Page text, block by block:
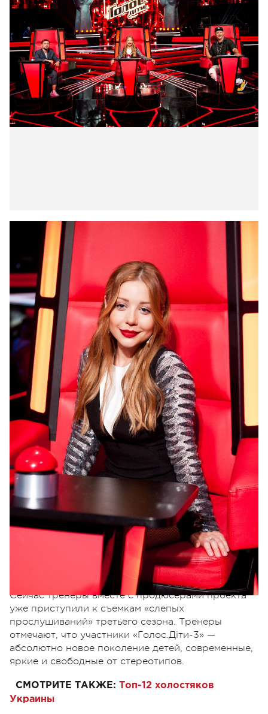
Для певца и продюсераПотапа
этот сезон
«Голос.Діти» станет вторым. А мультиартист и
кумир молодежи и детейMonatik займет
тренерское кресло детского вокального
Сейчас тренеры вместе с продюсерами проекта
уже приступили к съемкам «слепых
прослушиваний» третьего сезона. Тренеры
отмечают, что участники «Голос.Діти-3» —
абсолютно новое поколение детей, современные,
яркие и свободные от стереотипов.
СМОТРИТЕ ТАКЖЕ: Топ-12 холостяков
Украины